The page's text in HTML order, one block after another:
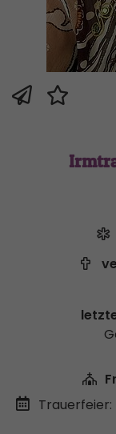
Trauerfeier: